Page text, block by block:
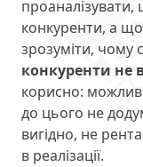
конкуренти, а
зрозуміти, чому
конкуренти не
корисно:
до цього не
вигідно, не
в реалізації.